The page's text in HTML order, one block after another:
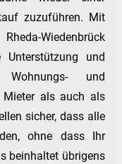
zuzuführen. Mit
Wiedenbrück
Unterstützung und
und
als auch als
sicher, dass alle
ohne dass Ihr
beinhaltet übrigens